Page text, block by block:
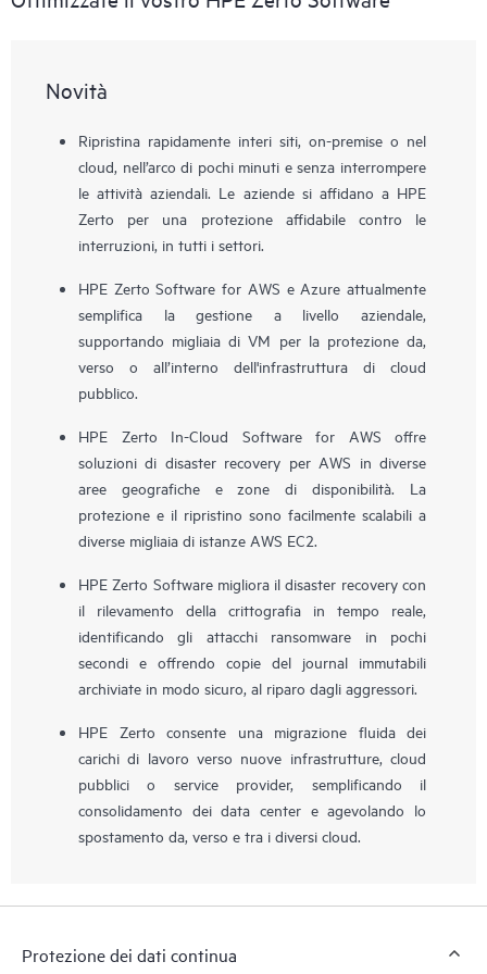
Novità
Ripristina rapidamente interi siti, on-premise o nel
cloud, nell’arco di pochi minuti e senza interrompere
le attività aziendali. Le aziende si affidano a HPE
Zerto per una protezione affidabile contro le
interruzioni, in tutti i settori.
HPE Zerto Software for AWS e Azure attualmente
semplifica la gestione a livello aziendale,
supportando migliaia di VM per la protezione da,
verso o all’interno dell'infrastruttura di cloud
pubblico.
HPE Zerto In-Cloud Software for AWS offre
soluzioni di disaster recovery per AWS in diverse
aree geografiche e zone di disponibilità. La
protezione e il ripristino sono facilmente scalabili a
diverse migliaia di istanze AWS EC2.
HPE Zerto Software migliora il disaster recovery con
il rilevamento della crittografia in tempo reale,
identificando gli attacchi ransomware in pochi
secondi e offrendo copie del journal immutabili
archiviate in modo sicuro, al riparo dagli aggressori.
HPE Zerto consente una migrazione fluida dei
carichi di lavoro verso nuove infrastrutture, cloud
pubblici o service provider, semplificando il
consolidamento dei data center e agevolando lo
spostamento da, verso e tra i diversi cloud.
Protezione dei dati continua